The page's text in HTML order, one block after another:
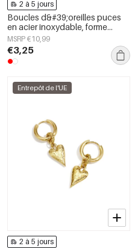
2 à 5 jours
Boucles d&#39;oreilles puces
en acier inoxydable, forme
géométrique, collection simple
pour le quotidien, bijoux pour
femmes
MSRP €10,99
€3,25
Entrepôt de l'UE
2 à 5 jours